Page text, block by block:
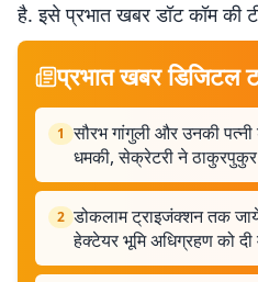
है. इसे प्रभात खबर डॉट कॉम की
प्रभात खबर डिजिटल
1 सौरभ गांगुली और उनकी
धमकी, सेक्रेटरी ने
2 डोकलाम ट्राइजंक्शन तक
हेक्टेयर भूमि अधिग्रहण को दी